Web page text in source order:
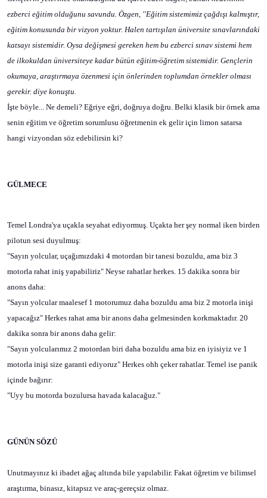
ezberci eğitim olduğunu savundu. Özgen, ''Eğitim sistemimiz çağdışı kalmıştır,
eğitim konusunda bir vizyon yoktur. Halen tartışılan üniversite sınavlarındaki
katsayı sistemidir. Oysa değişmesi gereken hem bu ezberci sınav sistemi hem
de ilkokuldan üniversiteye kadar bütün eğitim-öğretim sistemidir. Gençlerin
okumaya, araştırmaya özenmesi için önlerinden toplumdan örnekler olması
gerekir. diye konuştu.
İşte böyle... Ne demeli? Eğriye eğri, doğruya doğru. Belki klasik bir örnek ama
senin eğitim ve öğretim sorumlusu öğretmenin ek gelir için limon satarsa
hangi vizyondan söz edebilirsin ki?
GÜLMECE
Temel Londra'ya uçakla seyahat ediyormuş. Uçakta her şey normal iken birden
pilotun sesi duyulmuş:
"Sayın yolcular, uçağımızdaki 4 motordan bir tanesi bozuldu, ama biz 3
motorla rahat iniş yapabiliriz" Neyse rahatlar herkes. 15 dakika sonra bir
anons daha:
"Sayın yolcular maalesef 1 motorumuz daha bozuldu ama biz 2 motorla inişi
yapacağız" Herkes rahat ama bir anons daha gelmesinden korkmaktadır. 20
dakika sonra bir anons daha gelir:
"Sayın yolcularımız 2 motordan biri daha bozuldu ama biz en iyisiyiz ve 1
motorla inişi size garanti ediyoruz" Herkes ohh çeker rahatlar. Temel ise panik
içinde bağırır:
"Uyy bu motorda bozulursa havada kalacağuz."
GÜNÜN SÖZÜ
Unutmayınız ki ibadet ağaç altında bile yapılabilir. Fakat öğretim ve bilimsel
araştırma, binasız, kitapsız ve araç-gereçsiz olmaz.